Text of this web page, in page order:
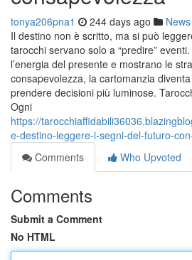
tonya206pna1 244 days ago News
Il destino non è scritto, ma si può
tarocchi servano solo a “predire”
l’energia del presente e mostrano le
consapevolezza, la cartomanzia
prendere decisioni più luminose.
Ogni
https://
e-destino-leggere-i-segni-del-futuro-
Comments
Who Upvoted
Comments
Submit a Comment
No HTML